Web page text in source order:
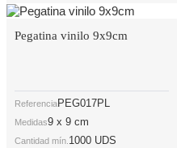
Pegatina vinilo 9x9cm
ReferenciaPEG017PL
Medidas9 x 9 cm
Cantidad mín. 1000 UDS